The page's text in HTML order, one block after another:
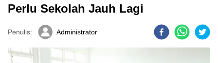
Perlu Sekolah Jauh Lagi
Penulis: Administrator